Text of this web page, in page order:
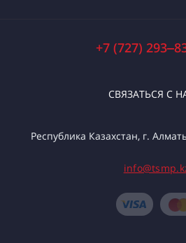
+7 (727)
СВЯЗАТЬСЯ С
Республика Казахстан, г.